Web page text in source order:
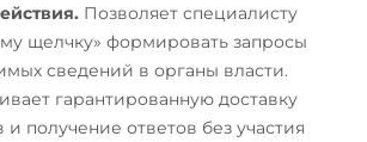
Позволяет специалисту
щелчку» формировать запросы
сведений в органы власти.
гарантированную доставку
и получение ответов без участия